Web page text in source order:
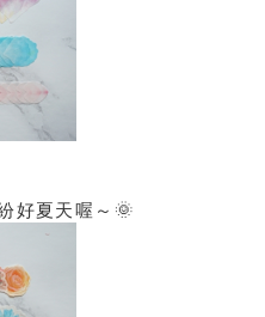
好夏天喔～🌞